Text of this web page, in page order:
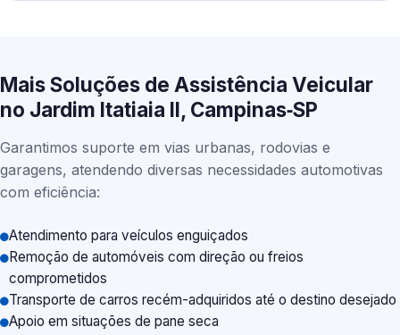
Mais Soluções de Assistência Veicular
no Jardim Itatiaia II, Campinas‑SP
Garantimos suporte em vias urbanas, rodovias e
garagens, atendendo diversas necessidades automotivas
com eficiência:
Atendimento para veículos enguiçados
Remoção de automóveis com direção ou freios
comprometidos
Transporte de carros recém-adquiridos até o destino desejado
Apoio em situações de pane seca